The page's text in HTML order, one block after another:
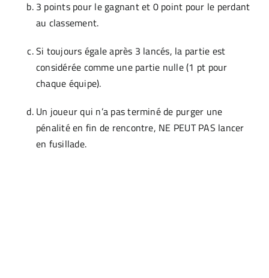
Section #4 : Les Arbitres & Marqueurs
Section #5 : Les Pénalités
Section #6 : Règlements De Jeu
Section #7 : Pénalités Mineures
3 points pour le gagnant et 0 point pour le perdant
au classement.
Si toujours égale après 3 lancés, la partie est
considérée comme une partie nulle (1 pt pour
chaque équipe).
Un joueur qui n’a pas terminé de purger une
pénalité en fin de rencontre, NE PEUT PAS lancer
en fusillade.